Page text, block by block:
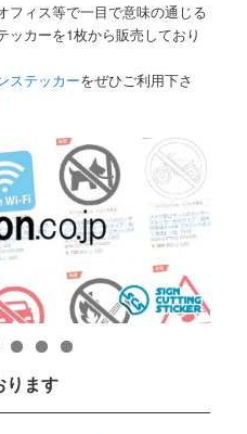
フィス等で一目で意味の通じる
ッカーを1枚から販売しており
ステッカーをぜひご利用下さ
ります